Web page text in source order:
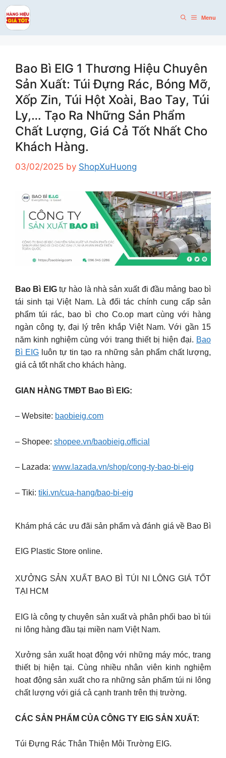
Skip
to
content
Menu
Bao Bì EIG 1 Thương Hiệu Chuyên
Sản Xuất: Túi Đựng Rác, Bóng Mỡ,
Xốp Zin, Túi Hột Xoài, Bao Tay, Túi
Ly,… Tạo Ra Những Sản Phẩm
Chất Lượng, Giá Cả Tốt Nhất Cho
Khách Hàng.
03/02/2025 by ShopXuHuong
Bao Bì EIGtự hào là nhà sản xuất đi đầu mảng bao bì
tái sinh tại Việt Nam. Là đối tác chính cung cấp sản
phẩm túi rác, bao bì cho Co.op mart cùng với hàng
ngàn công ty, đại lý trên khắp Việt Nam. Với gần 15
năm kinh nghiệm cùng với trang thiết bị hiện đại. Bao
Bì EIG luôn tự tin tạo ra những sản phẩm chất lượng,
giá cả tốt nhất cho khách hàng.
GIAN HÀNG TMĐT Bao Bì EIG:
– Website: baobieig.com
– Shopee: shopee.vn/baobieig.official
– Lazada: www.lazada.vn/shop/cong-ty-bao-bi-eig
– Tiki: tiki.vn/cua-hang/bao-bi-eig
Khám phá các ưu đãi sản phẩm và đánh giá về Bao Bì
EIG Plastic Store online.
XƯỞNG SẢN XUẤT BAO BÌ TÚI NI LÔNG GIÁ TỐT
TẠI HCM
EIG là công ty chuyên sản xuất và phân phối bao bì túi
ni lông hàng đầu tại miền nam Việt Nam.
Xưởng sản xuất hoạt động với những máy móc, trang
thiết bị hiện tại. Cùng nhiều nhân viên kinh nghiệm
hoạt động sản xuất cho ra những sản phẩm túi ni lông
chất lượng với giá cả cạnh tranh trên thị trường.
CÁC SẢN PHẨM CỦA CÔNG TY EIG SẢN XUẤT:
Túi Đựng Rác Thân Thiện Môi Trường EIG.